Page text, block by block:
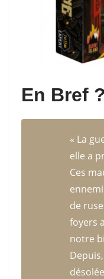
En Bref ?
« La
elle a
Ces
de
foyers
notre